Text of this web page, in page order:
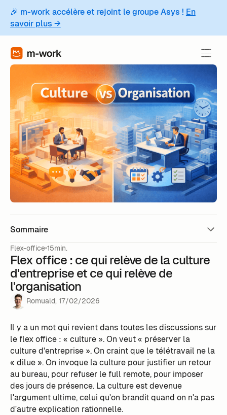
🎉 m-work accélère et rejoint le groupe Asys ! En
savoir plus →
Sommaire
Flex-office 15min.
Flex office : ce qui relève de la culture
d'entreprise et ce qui relève de
l'organisation
Romuald, 17/02/2026
Il y a un mot qui revient dans toutes les discussions sur
le flex office : « culture ». On veut « préserver la
culture d'entreprise ». On craint que le télétravail ne la
« dilue ». On invoque la culture pour justifier un retour
au bureau, pour refuser le full remote, pour imposer
des jours de présence. La culture est devenue
l'argument ultime, celui qu'on brandit quand on n'a pas
d'autre explication rationnelle.